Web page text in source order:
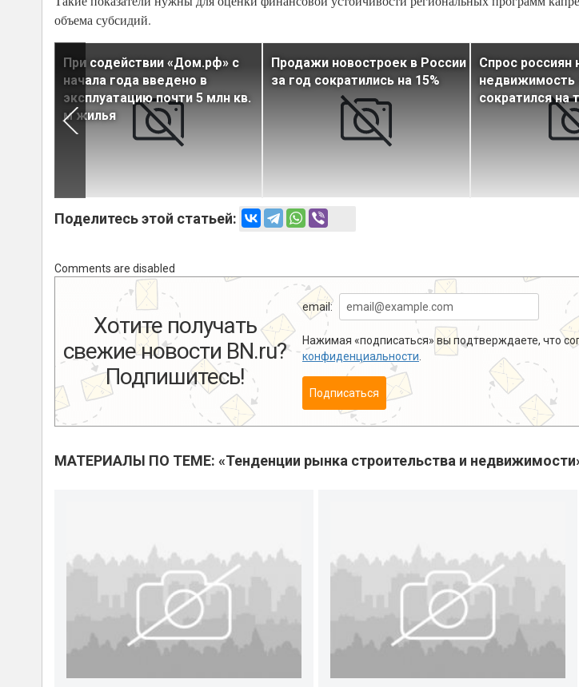
объема субсидий.
При содействии «Дом.рф» с
начала года введено в
эксплуатацию почти 5 млн кв.
м жилья
Продажи новостроек в России
за год сократились на 15%
Спрос россиян
недвижимость
сократился на
Поделитесь этой статьей:
Comments are disabled
Хотите получать
свежие новости BN.ru?
Подпишитесь!
email:
Нажимая «подписаться» вы подтверждаете, что
конфиденциальности
Подписаться
МАТЕРИАЛЫ ПО ТЕМЕ: «Тенденции рынка строительства и